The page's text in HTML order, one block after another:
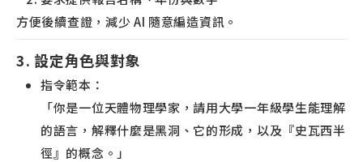
方便後續查證，減少 AI 隨意編造資訊。
3. 設定角色與對象
指令範本：
「你是一位天體物理學家，請用大學一年級學生能理解
的語言，解釋什麼是黑洞、它的形成，以及『史瓦西半
徑』的概念。」